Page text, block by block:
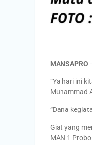
MANSAPRO
“Ya hari ini
Muhammad
“Dana
Giat yang
MAN 1